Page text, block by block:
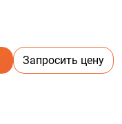
Запросить цену